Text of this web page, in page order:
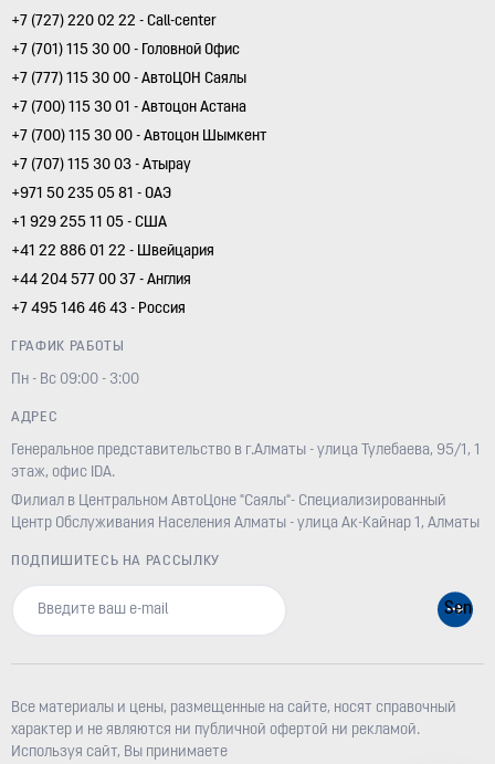
+7 (727) 220 02 22 - Call-center
+7 (701) 115 30 00 - Головной Офис
+7 (777) 115 30 00 - АвтоЦОН Саялы
+7 (700) 115 30 01 - Автоцон Астана
+7 (700) 115 30 00 - Автоцон Шымкент
+7 (707) 115 30 03 - Атырау
+971 50 235 05 81 - ОАЭ
+1 929 255 11 05 - США
+41 22 886 01 22 - Швейцария
+44 204 577 00 37 - Англия
+7 495 146 46 43 - Россия
ГРАФИК РАБОТЫ
Пн - Вс 09:00 - 3:00
АДРЕС
Генеральное представительство в г.Алматы - улица Тулебаева, 95/1, 1
этаж, офис IDA.
Филиал в Центральном АвтоЦоне "Саялы"- Специализированный
Центр Обслуживания Населения Алматы - улица Ак-Кайнар 1, Алматы
ПОДПИШИТЕСЬ НА РАССЫЛКУ
Все материалы и цены, размещенные на сайте, носят справочный
характер и не являются ни публичной офертой ни рекламой.
Используя сайт, Вы принимаете